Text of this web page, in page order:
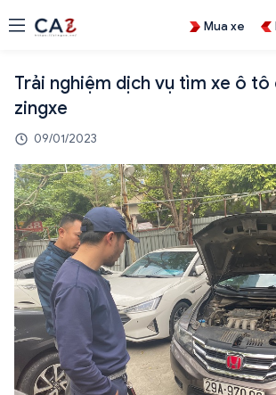
Mua xe
Trải nghiệm dịch vụ tìm xe ô tô
zingxe
09/01/2023